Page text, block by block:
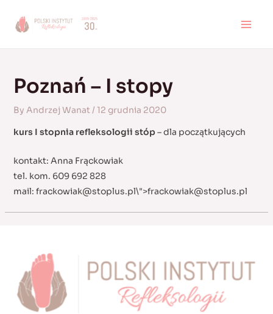
Poznań – I stopy
By Andrzej Wanat/12 grudnia 2020
kurs I stopnia refleksologii stóp– dla początkujących
kontakt: Anna Frąckowiak
tel. kom. 609 692 828
mail: frackowiak@stoplus.pl\">frackowiak@stoplus.pl